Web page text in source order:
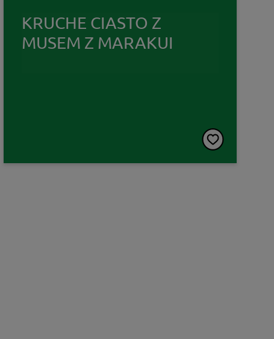
KRUCHE CIASTO Z
MUSEM Z MARAKUI